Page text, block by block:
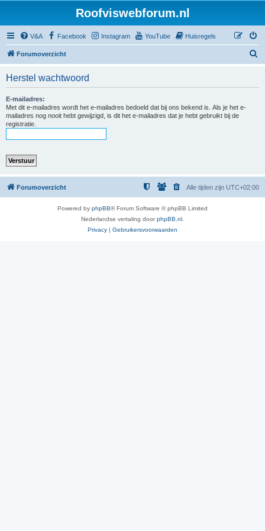
Roofviswebforum.nl
V&A Facebook Instagram YouTube Huisregels
Forumoverzicht
Herstel wachtwoord
E-mailadres:
Met dit e-mailadres wordt het e-mailadres bedoeld dat bij ons bekend is. Als je het e-
mailadres nog nooit hebt gewijzigd, is dit het e-mailadres dat je hebt gebruikt bij de
registratie.
Forumoverzicht Alle tijden zijn UTC+02:00
Powered by phpBB® Forum Software © phpBB Limited
Nederlandse vertaling doorphpBB.nl
Privacy | Gebruikersvoorwaarden